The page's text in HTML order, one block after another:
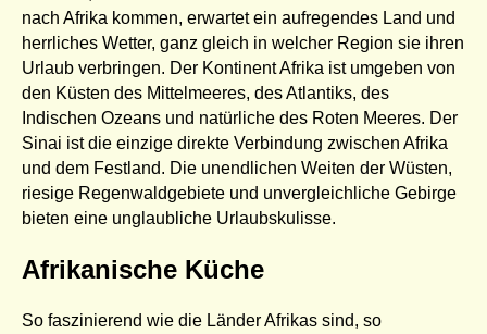
nach Afrika kommen, erwartet ein aufregendes Land und
herrliches Wetter, ganz gleich in welcher Region sie ihren
Urlaub verbringen. Der Kontinent Afrika ist umgeben von
den Küsten des Mittelmeeres, des Atlantiks, des
Indischen Ozeans und natürliche des Roten Meeres. Der
Sinai ist die einzige direkte Verbindung zwischen Afrika
und dem Festland. Die unendlichen Weiten der Wüsten,
riesige Regenwaldgebiete und unvergleichliche Gebirge
bieten eine unglaubliche Urlaubskulisse.
Afrikanische Küche
So faszinierend wie die Länder Afrikas sind, so